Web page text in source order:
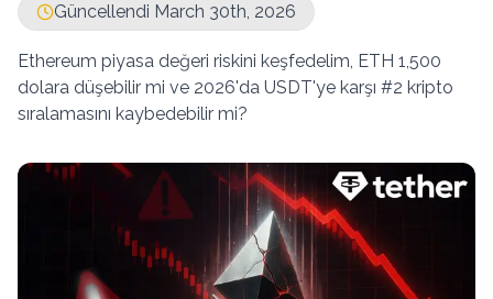
Güncellendi March 30th, 2026
Ethereum piyasa değeri riskini keşfedelim, ETH 1,500
dolara düşebilir mi ve 2026'da USDT'ye karşı #2 kripto
sıralamasını kaybedebilir mi?